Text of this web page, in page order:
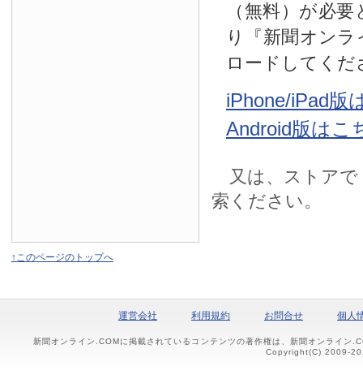
（無料）が必
り『新聞オン
ロードしてくだ
iPhone/iPad版
Android版はこ
又は、ストアで
索ください。
↑このページのトップへ
運営会社 利用規約 お問合せ 個人
新聞オンライン.COMに掲載されているコンテンツの著作権は、新聞オンライン
Copyright(C) 2009-